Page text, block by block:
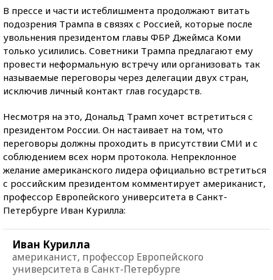
В прессе и части истеблишмента продолжают витать
подозрения Трампа в связях с Россией, которые после
увольнения президентом главы ФБР Джеймса Коми
только усилились. Советники Трампа предлагают ему
провести неформальную встречу или организовать так
называемые переговоры через делегации двух стран,
исключив личный контакт глав государств.
Несмотря на это, Дональд Трамп хочет встретиться с
президентом России. Он настаивает на том, что
переговоры должны проходить в присутствии СМИ и с
соблюдением всех норм протокола. Непреклонное
желание американского лидера официально встретиться
с российским президентом комментирует американист,
профессор Европейского университета в Санкт-
Петербурге Иван Курилла:
Иван Курилла
американист, профессор Европейского
университета в Санкт-Петербурге